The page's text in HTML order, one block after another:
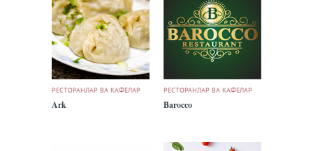
РЕСТОРАНЛАР ВА КАФЕЛАР
Ark
РЕСТОРАНЛАР ВА КАФЕЛАР
Barocco